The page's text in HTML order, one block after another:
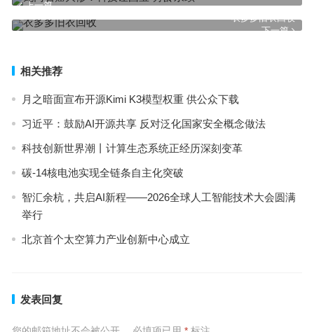
上一篇
下一篇
衣多多旧衣回收
相关推荐
月之暗面宣布开源Kimi K3模型权重 供公众下载
习近平：鼓励AI开源共享 反对泛化国家安全概念做法
科技创新世界潮丨计算生态系统正经历深刻变革
碳-14核电池实现全链条自主化突破
智汇余杭，共启AI新程——2026全球人工智能技术大会圆满
举行
北京首个太空算力产业创新中心成立
发表回复